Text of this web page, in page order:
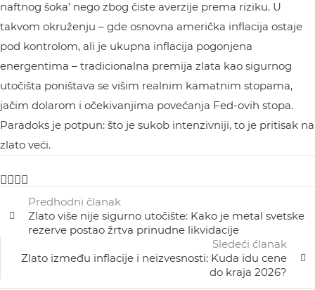
naftnog šoka’ nego zbog čiste averzije prema riziku. U
takvom okruženju – gde osnovna američka inflacija ostaje
pod kontrolom, ali je ukupna inflacija pogonjena
energentima – tradicionalna premija zlata kao sigurnog
utočišta poništava se višim realnim kamatnim stopama,
jačim dolarom i očekivanjima povećanja Fed-ovih stopa.
Paradoks je potpun: što je sukob intenzivniji, to je pritisak na
zlato veći.
Predhodni članak
Zlato više nije sigurno utočište: Kako je metal svetske
rezerve postao žrtva prinudne likvidacije
Sledeći ćlanak
Zlato između inflacije i neizvesnosti: Kuda idu cene
do kraja 2026?